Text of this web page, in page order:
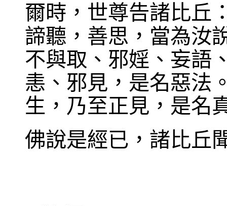
爾時，世尊告諸比丘
諦聽，善思，當為汝
不與取、邪婬、妄語
恚、邪見，是名惡法
生，乃至正見，是名
佛說是經已，諸比丘